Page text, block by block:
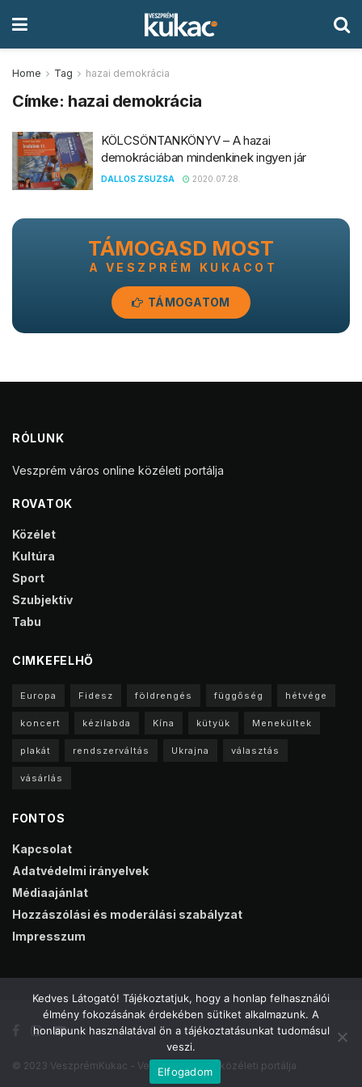
Home Tag hazai demokrácia
Címke: hazai demokrácia
KÖLCSÖNTANKÖNYV – A hazai
demokráciában mindenkinek ingyen jár
DALLOS ZSUZSA 2020.07.28.
TÁMOGASD MOST
A VESZPRÉM KUKACOT
TÁMOGATOM
RÓLUNK
Veszprém város online közéleti portálja
ROVATOK
Közélet
Kultúra
Sport
Szubjektív
Tabu
CIMKEFELHŐ
Europa Fidesz földrengés függőség hétvége
koncert kézilabda Kína kütyük Menekültek
plakát rendszerváltás Ukrajna választás
vásárlás
FONTOS
Kapcsolat
Adatvédelmi irányelvek
Médiaajánlat
Hozzászólási és moderálási szabályzat
Impresszum
© 2023 VeszprémKukac - Veszprém online közéleti portálja
Kedves Látogató! Tájékoztatjuk, hogy a honlap felhasználói
élmény fokozásának érdekében sütiket alkalmazunk. A
honlapunk használatával ön a tájékoztatásunkat tudomásul
veszi.
Elfogadom